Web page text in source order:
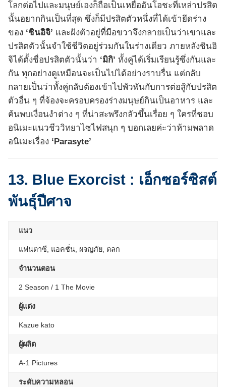
โลกต่อไปและมนุษย์เองก็ถือเป็นเหยื่ออันโอชะที่เหล่าปรสิต
นั้นอยากกินเป็นที่สุด ซึ่งก็มีปรสิตตัวหนึ่งที่ได้เข้ายึดร่าง
ของ ‘ชินอิจิ’ และฝังตัวอยู่ที่มือขวาจึงกลายเป็นว่าเขาและ
ปรสิตตัวนั้นจำใช้ชีวิตอยู่ร่วมกันในร่างเดียว ภายหลังชินอิ
จิได้ตั้งชื่อปรสิตตัวนั้นว่า ‘มิกิ’ ทั้งคู่ได้เริ่มเรียนรู้ซึ่งกันและ
กัน ทุกอย่างดูเหมือนจะเป็นไปได้อย่างราบรื่น แต่กลับ
กลายเป็นว่าทั้งคู่กลับต้องเข้าไปพัวพันกับการต่อสู้กับปรสิต
ตัวอื่น ๆ ที่จ้องจะครอบครองร่างมนุษย์กินเป็นอาหาร และ
ค้นพบเงื่อนงำต่าง ๆ ที่น่าสะพรึงกลัวขึ้นเรื่อย ๆ ใครที่ชอบ
อนิเมะแนวชีววิทยาไซไฟสนุก ๆ บอกเลยค่ะว่าห้ามพลาด
อนิเมะเรื่อง ‘Parasyte’
13. Blue Exorcist : เอ็กซอร์ซิสต์
พันธุ์ปีศาจ
แนว
แฟนตาซี, แอคชั่น, ผจญภัย, ตลก
จำนวนตอน
2 Season / 1 The Movie
ผู้แต่ง
Kazue kato
ผู้ผลิต
A-1 Pictures
ระดับความหลอน